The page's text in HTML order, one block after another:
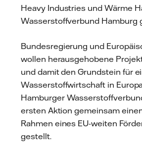
Heavy Industries und Wärme
Wasserstoffverbund Hamburg
Bundesregierung und
wollen herausgehobene
und damit den Grundstein für
Wasserstoffwirtschaft in
Hamburger
ersten Aktion gemeinsam
Rahmen eines EU-weiten
gestellt.